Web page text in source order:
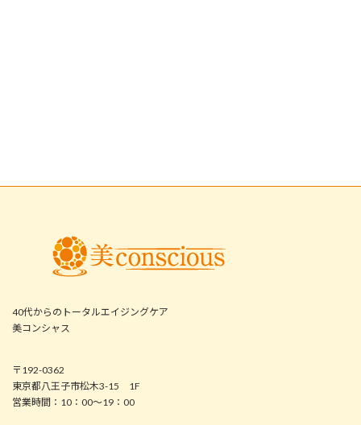
40代からのトータルエイジングケア
美コンシャス
〒192-0362
東京都八王子市松木3-15 1F
営業時間：10：00～19：00